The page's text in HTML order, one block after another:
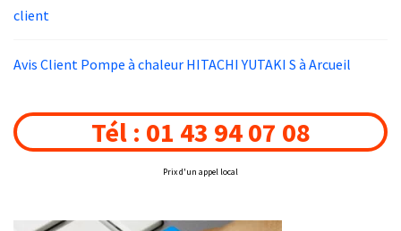
client
Avis Client Pompe à chaleur HITACHI YUTAKI S à Arcueil
Tél : 01 43 94 07 08
Prix d'un appel local